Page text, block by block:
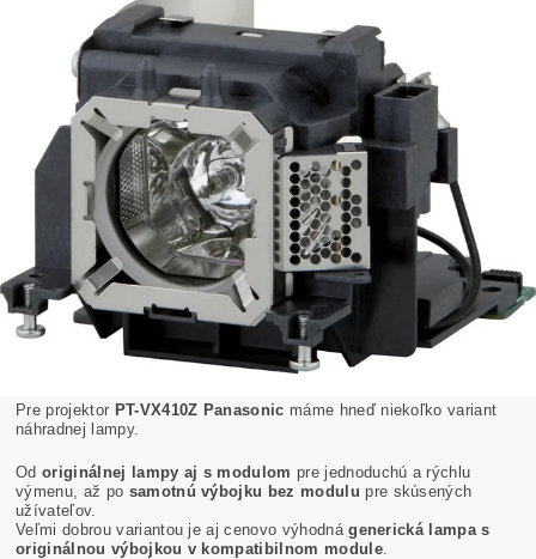
Pre projektor PT-VX410Z Panasonic máme hneď niekoľko variant
náhradnej lampy.
Odoriginálnej lampy aj s modulom pre jednoduchú a rýchlu
výmenu, až po samotnú výbojku bez modulu pre skúsených
užívateľov.
Veľmi dobrou variantou je aj cenovo výhodnágenerická lampa s
originálnou výbojkou v kompatibilnom module.